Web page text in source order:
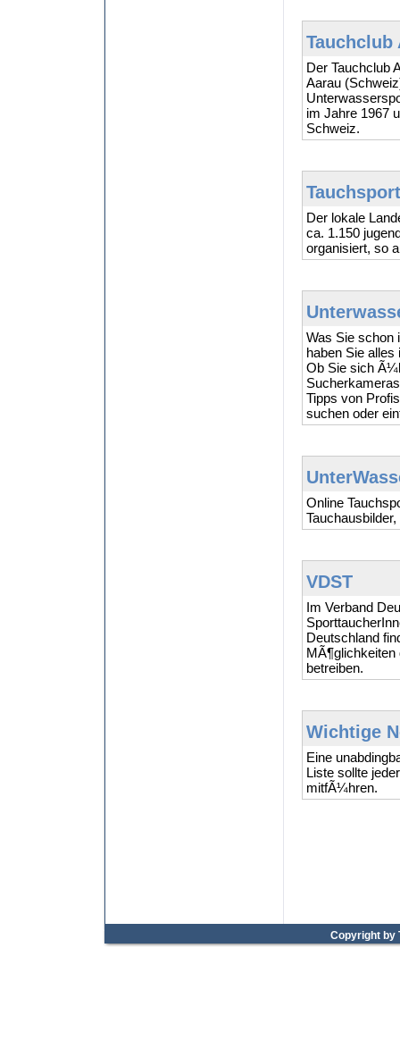
Tauchclub
Der Tauchclub
Aarau
im Jahre 1967
Schweiz.
Der lokale
ca. 1.150
organisiert, so
Was Sie schon
haben Sie
Ob Sie sich
Tipps von
suchen oder
Online
VDST
Im Verband
Deutschland
MÃ¶glichkeiten
betreiben.
Wichtige
Eine
Liste sollte
mitfÃ¼hren.
Copyright by